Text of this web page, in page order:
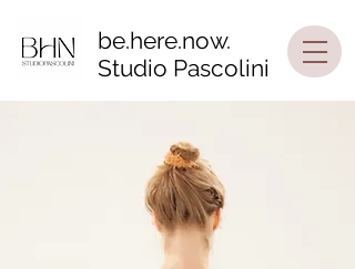
be.here.now.
Studio Pascolini